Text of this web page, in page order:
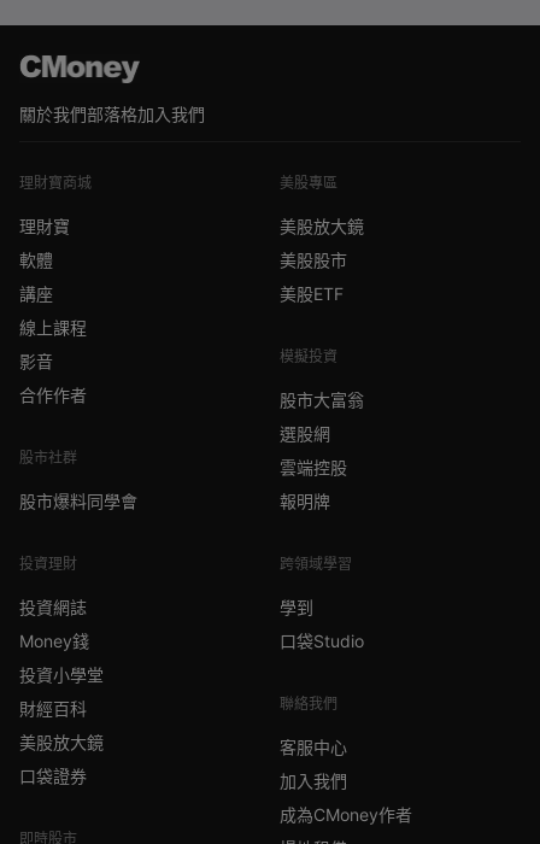
關於我們部落格加入我們
理財寶商城
理財寶
軟體
講座
線上課程
影音
合作作者
股市社群
股市爆料同學會
投資理財
投資網誌
Money錢
投資小學堂
財經百科
美股放大鏡
口袋證券
即時股市
美股專區
美股放大鏡
美股股市
美股ETF
模擬投資
股市大富翁
選股網
雲端控股
報明牌
跨領域學習
學到
口袋Studio
聯絡我們
客服中心
加入我們
成為CMoney作者